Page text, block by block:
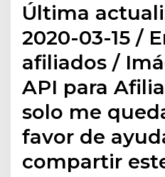
Última
2020-03-15 /
afiliados /
API para
solo me
favor de
compartir